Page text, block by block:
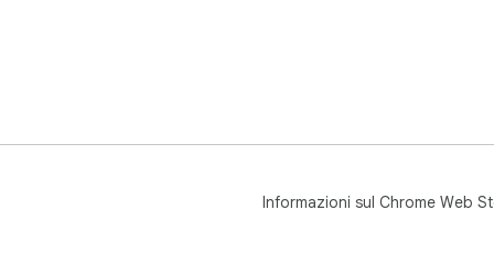
Informazioni sul Chrome Web